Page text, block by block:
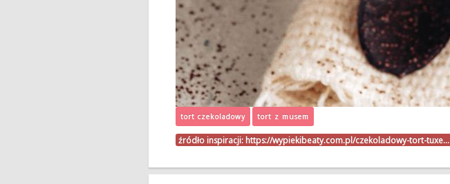
tort czekoladowy tort z musem
źródło inspiracji: https://wypiekibeaty.com.pl/czekoladowy-tort-tuxe…